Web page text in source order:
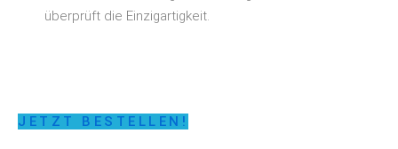
überprüft die Einzigartigkeit.
JETZT BESTELLEN!